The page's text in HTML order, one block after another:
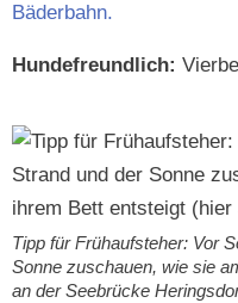
Bäderbahn.
Hun­de­fre­undlich:
Tipp für Frühauf­ste­her: Vor
Sonne zuschauen, wie sie
an der See­brücke